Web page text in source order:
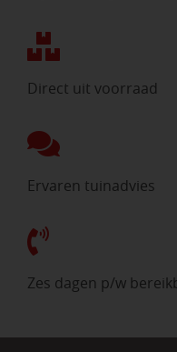
Direct uit voorraad
Ervaren tuinadvies
Zes dagen p/w